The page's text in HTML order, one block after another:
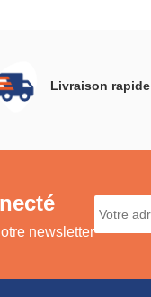
Livraison rapide
newsletter